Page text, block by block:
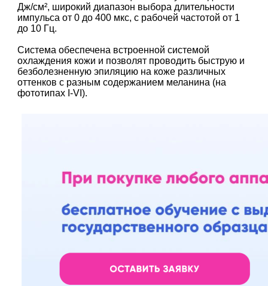
Дж/см², широкий диапазон выбора длительности
импульса от 0 до 400 мкс, с рабочей частотой от 1
до 10 Гц.
Система обеспечена встроенной системой
охлаждения кожи и позволят проводить быструю и
безболезненную эпиляцию на коже различных
оттенков с разным содержанием меланина (на
фототипах I-VI).